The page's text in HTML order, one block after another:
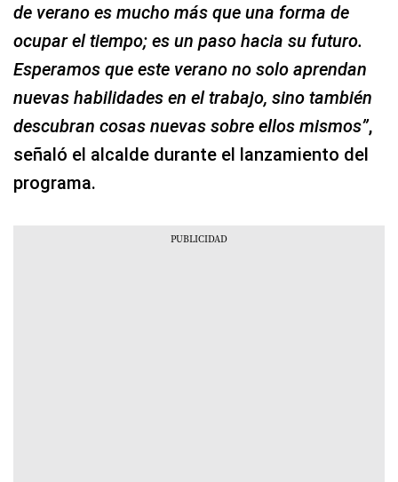
de verano es mucho más que una forma de
ocupar el tiempo; es un paso hacia su futuro.
Esperamos que este verano no solo aprendan
nuevas habilidades en el trabajo, sino también
descubran cosas nuevas sobre ellos mismos”,
señaló el alcalde durante el lanzamiento del
programa.